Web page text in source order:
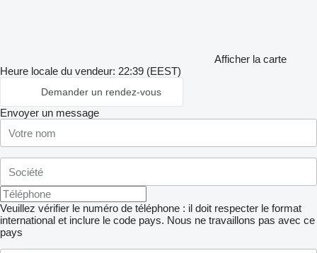
Afficher la carte
Heure locale du vendeur: 22:39 (EEST)
Demander un rendez-vous
Envoyer un message
Veuillez vérifier le numéro de téléphone : il doit respecter le format
international et inclure le code pays. Nous ne travaillons pas avec ce
pays